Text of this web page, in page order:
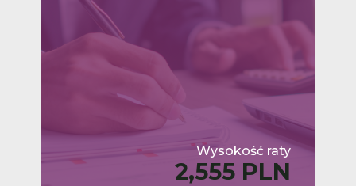
Wysokość raty
2,555 PLN